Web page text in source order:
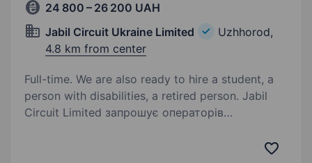
24 800 – 26 200 UAH
Jabil Circuit Ukraine Limited
Uzhhorod,
4.8 km from center
Full-time. We are also ready to hire a student, a
person with disabilities, a retired person. Jabil
Circuit Limited запрошує операторів
міжнародній компанії з можливістю навчання